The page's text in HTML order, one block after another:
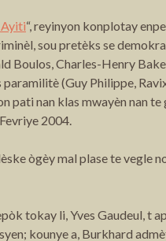
“, reyinyon konplotay
sou pretèks se
Boulos, Charles-Henry
(Guy Philippe,
pati nan klas mwayèn nan te
2004.
ògèy mal plase te vegle
tokay li, Yves Gaudeul, t
kounye a, Burkhard